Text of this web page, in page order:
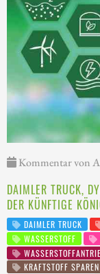
Kommentar von
DAIMLER TRUCK,
DER KÜNFTIGE
DAIMLER TRUCK
WASSERSTOFF
KRAFTSTOFF SPAREN